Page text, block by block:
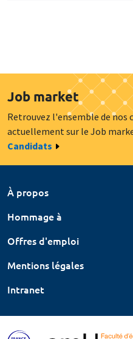
Job market
Retrouvez l'ensemble de nos
actuellement sur le Job
Candidats
À propos
Hommage à
Offres d'emploi
Mentions légales
Intranet